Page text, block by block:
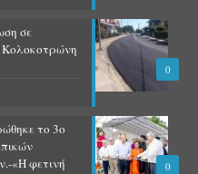
0
σε
0
το 3ο
«Η φετινή